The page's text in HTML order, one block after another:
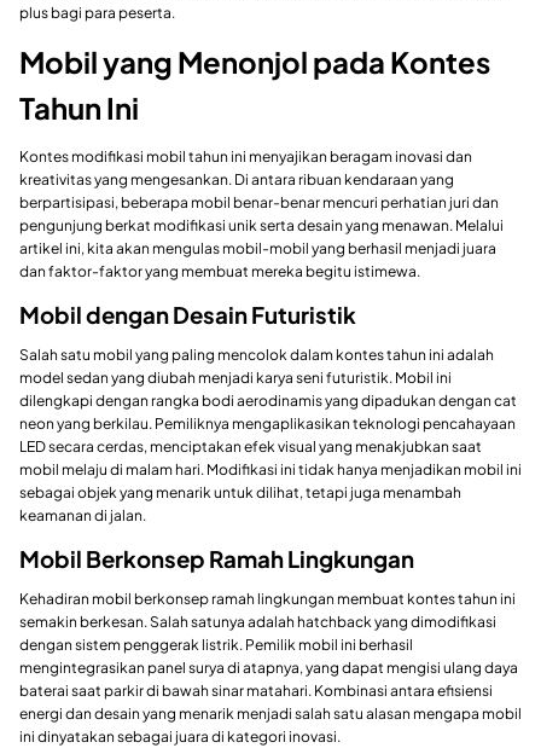
plus bagi para peserta.
Mobil yang Menonjol pada Kontes
Tahun Ini
Kontes modifikasi mobil tahun ini menyajikan beragam inovasi dan
kreativitas yang mengesankan. Di antara ribuan kendaraan yang
berpartisipasi, beberapa mobil benar-benar mencuri perhatian juri dan
pengunjung berkat modifikasi unik serta desain yang menawan. Melalui
artikel ini, kita akan mengulas mobil-mobil yang berhasil menjadi juara
dan faktor-faktor yang membuat mereka begitu istimewa.
Mobil dengan Desain Futuristik
Salah satu mobil yang paling mencolok dalam kontes tahun ini adalah
model sedan yang diubah menjadi karya seni futuristik. Mobil ini
dilengkapi dengan rangka bodi aerodinamis yang dipadukan dengan cat
neon yang berkilau. Pemiliknya mengaplikasikan teknologi pencahayaan
LED secara cerdas, menciptakan efek visual yang menakjubkan saat
mobil melaju di malam hari. Modifikasi ini tidak hanya menjadikan mobil ini
sebagai objek yang menarik untuk dilihat, tetapi juga menambah
keamanan di jalan.
Mobil Berkonsep Ramah Lingkungan
Kehadiran mobil berkonsep ramah lingkungan membuat kontes tahun ini
semakin berkesan. Salah satunya adalah hatchback yang dimodifikasi
dengan sistem penggerak listrik. Pemilik mobil ini berhasil
mengintegrasikan panel surya di atapnya, yang dapat mengisi ulang daya
baterai saat parkir di bawah sinar matahari. Kombinasi antara efisiensi
energi dan desain yang menarik menjadi salah satu alasan mengapa mobil
ini dinyatakan sebagai juara di kategori inovasi.